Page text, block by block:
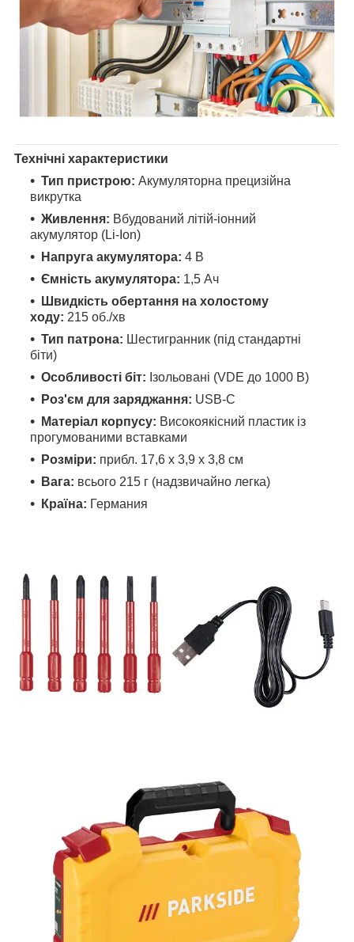
Технічні характеристики
Тип пристрою: Акумуляторна прецизійна
викрутка
Живлення: Вбудований літій-іонний
акумулятор (Li-Ion)
Напруга акумулятора: 4 В
Ємність акумулятора: 1,5 Ач
Швидкість обертання на холостому
ходу: 215 об./хв
Тип патрона: Шестигранник (під стандартні
біти)
Особливості біт: Ізольовані (VDE до 1000 В)
Роз'єм для заряджання: USB-C
Матеріал корпусу: Високоякісний пластик із
прогумованими вставками
Розміри: прибл. 17,6 x 3,9 x 3,8 см
Вага: всього 215 г (надзвичайно легка)
Країна: Германия